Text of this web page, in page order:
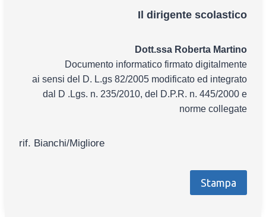
Il dirigente scolastico
Dott.ssa Roberta Martino
Documento informatico firmato digitalmente
ai sensi del D. L.gs 82/2005 modificato ed integrato
dal D .Lgs. n. 235/2010, del D.P.R. n. 445/2000 e
norme collegate
rif. Bianchi/Migliore
Stampa